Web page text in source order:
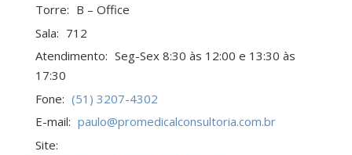
Torre: B – Office
Sala: 712
Atendimento: Seg-Sex 8:30 às 12:00 e 13:30 às
17:30
Fone: (51) 3207-4302
E-mail: paulo@promedicalconsultoria.com.br
Site: